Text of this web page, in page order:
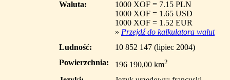
Waluta:
1000 XOF = 7.15 PLN
1000 XOF = 1.65 USD
1000 XOF = 1.52 EUR
» Przejdź do kalkulatora walut
Ludność:
10 852 147 (lipiec 2004)
Powierzchnia:
196 190,00 km2